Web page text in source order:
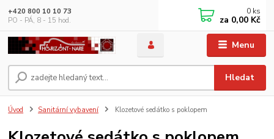
Menu
Hledat
+420 800 10 10 73
PO - PÁ, 8 - 15 hod.
0 ks
za 0,00 Kč
Úvod Sanitární vybavení Klozetové sedátko s poklopem